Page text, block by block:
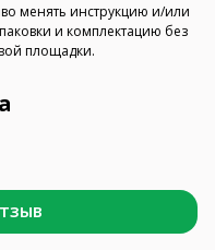
менять инструкцию и/или
и комплектацию без
площадки.